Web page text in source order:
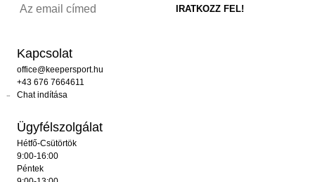
Kapcsolat
office@keepersport.hu
+43 676 7664611
Chat indítása
Ügyfélszolgálat
Hétfő-Csütörtök
9:00-16:00
Péntek